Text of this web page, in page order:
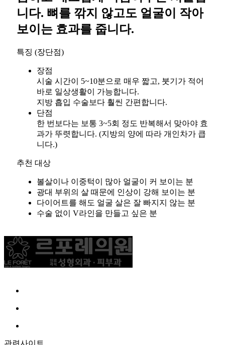
니다. 뼈를 깎지 않고도 얼굴이 작아
보이는 효과를 줍니다.
특징 (장단점)
장점
시술 시간이 5~10분으로 매우 짧고, 붓기가 적어
바로 일상생활이 가능합니다.
지방 흡입 수술보다 훨씬 간편합니다.
단점
한 번보다는 보통 3~5회 정도 반복해서 맞아야 효
과가 뚜렷합니다. (지방의 양에 따라 개인차가 큽
니다.)
추천 대상
볼살이나 이중턱이 많아 얼굴이 커 보이는 분
광대 부위의 살 때문에 인상이 강해 보이는 분
다이어트를 해도 얼굴 살은 잘 빠지지 않는 분
수술 없이 V라인을 만들고 싶은 분
관련사이트